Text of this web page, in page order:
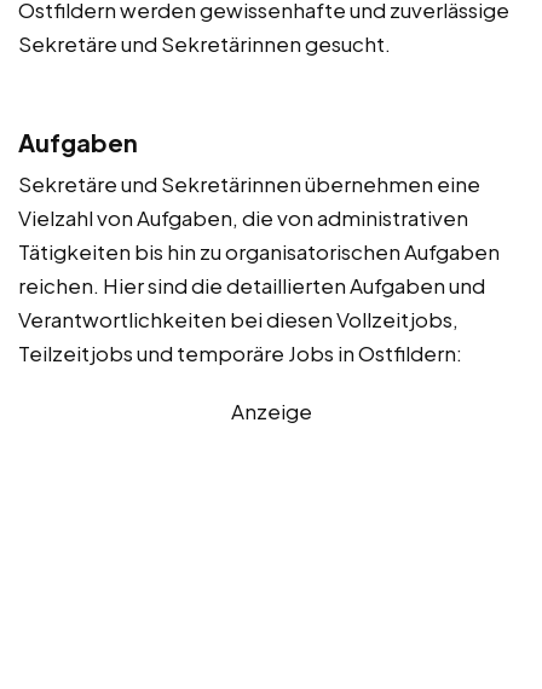
Ostfildern werden gewissenhafte und zuverlässige
Sekretäre und Sekretärinnen gesucht.
Aufgaben
Sekretäre und Sekretärinnen übernehmen eine
Vielzahl von Aufgaben, die von administrativen
Tätigkeiten bis hin zu organisatorischen Aufgaben
reichen. Hier sind die detaillierten Aufgaben und
Verantwortlichkeiten bei diesen Vollzeitjobs,
Teilzeitjobs und temporäre Jobs in Ostfildern:
Anzeige